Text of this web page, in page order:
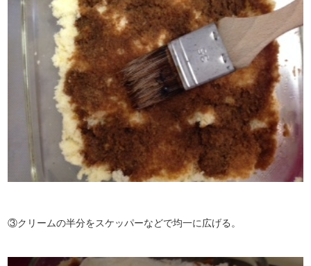
③クリームの半分をスケッパーなどで均一に広げる。